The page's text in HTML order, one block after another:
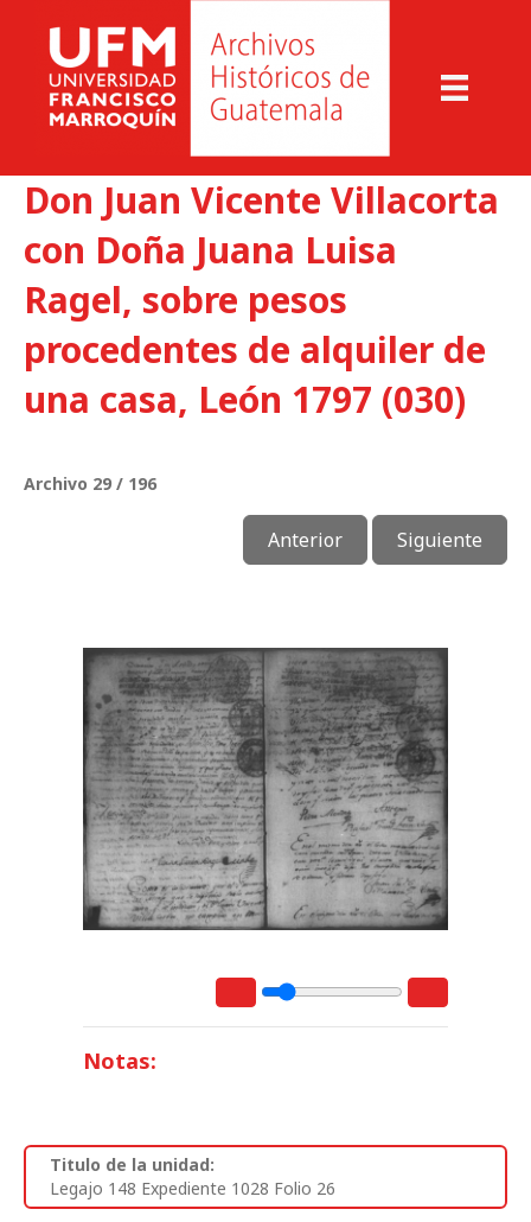
Don Juan Vicente Villacorta
con Doña Juana Luisa
Ragel, sobre pesos
procedentes de alquiler de
una casa, León 1797 (030)
Archivo 29 / 196
Anterior Siguiente
Notas:
Titulo de la unidad:
Legajo 148 Expediente 1028 Folio 26